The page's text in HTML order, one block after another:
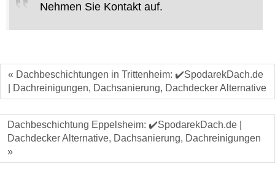
Nehmen Sie Kontakt auf.
« Dachbeschichtungen in Trittenheim: ✔️SpodarekDach.de
| Dachreinigungen, Dachsanierung, Dachdecker Alternative
Dachbeschichtung Eppelsheim: ✔️SpodarekDach.de |
Dachdecker Alternative, Dachsanierung, Dachreinigungen
»